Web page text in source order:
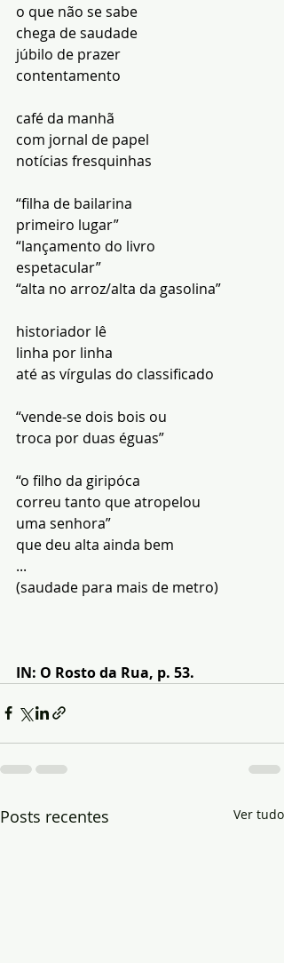
o que não se sabe
chega de saudade
júbilo de prazer
contentamento
café da manhã
com jornal de papel
notícias fresquinhas
“filha de bailarina
primeiro lugar”
“lançamento do livro
espetacular”
“alta no arroz/alta da gasolina”
historiador lê
linha por linha
até as vírgulas do classificado
“vende-se dois bois ou
troca por duas éguas”
“o filho da giripóca
correu tanto que atropelou
uma senhora”
que deu alta ainda bem
...
(saudade para mais de metro)
IN: O Rosto da Rua, p. 53.
Posts recentes Ver tudo